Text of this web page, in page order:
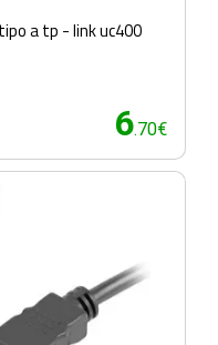
tp - link uc400
6.70€